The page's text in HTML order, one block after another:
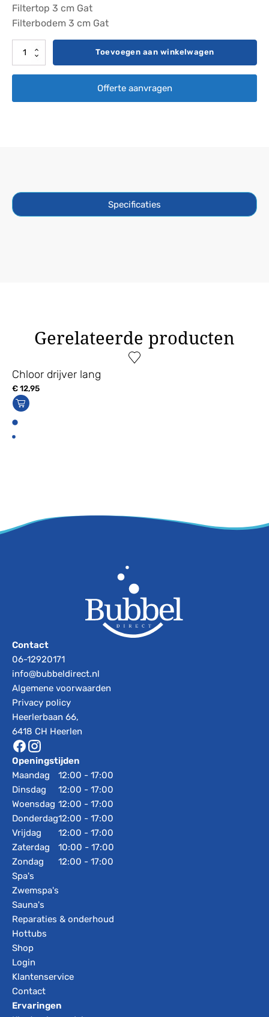
Filtertop 3 cm Gat
Filterbodem 3 cm Gat
Filter
Darlly
Toevoegen aan winkelwagen
Offerte aanvragen
Specificaties
Gerelateerde producten
Chloor drijver lang
€12,95
Contact
06-12920171
info@bubbeldirect.nl
Algemene voorwaarden
Privacy policy
Heerlerbaan 66,
6418 CH Heerlen
Openingstijden
Maandag
Dinsdag
Woensdag
Donderdag
Vrijdag
Zaterdag
Zondag
12:00 - 17:00
12:00 - 17:00
12:00 - 17:00
12:00 - 17:00
12:00 - 17:00
10:00 - 17:00
12:00 - 17:00
Spa's
Zwemspa's
Sauna's
Reparaties & onderhoud
Hottubs
Shop
Login
Klantenservice
Contact
Ervaringen